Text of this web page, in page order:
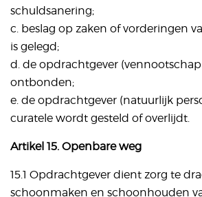
schuldsanering;
c. beslag op zaken of vorderingen
is gelegd;
d. de opdrachtgever
ontbonden;
e. de opdrachtgever (natuurlijk
curatele wordt gesteld of overlijdt.
Artikel 15. Openbare weg
15.1 Opdrachtgever dient zorg te
schoonmaken en schoonhouden